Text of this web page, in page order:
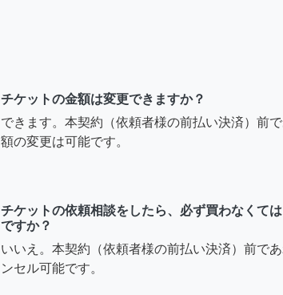
チケットの金額は変更できますか？
できます。本契約（依頼者様の前払い決済）前
額の変更は可能です。
チケットの依頼相談をしたら、必ず買わなくて
ですか？
いいえ。本契約（依頼者様の前払い決済）前で
ンセル可能です。